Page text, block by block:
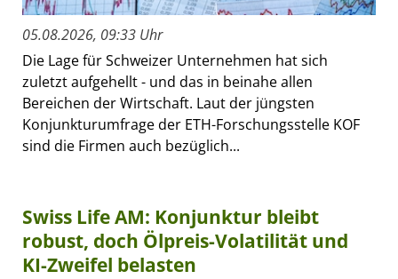
05.08.2026, 09:33 Uhr
Die Lage für Schweizer Unternehmen hat sich
zuletzt aufgehellt - und das in beinahe allen
Bereichen der Wirtschaft. Laut der jüngsten
Konjunkturumfrage der ETH-Forschungsstelle KOF
sind die Firmen auch bezüglich...
Swiss Life AM: Konjunktur bleibt
robust, doch Ölpreis-Volatilität und
KI-Zweifel belasten